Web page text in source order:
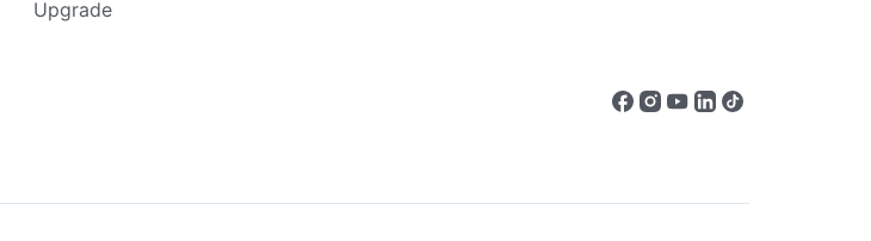
Upgrade